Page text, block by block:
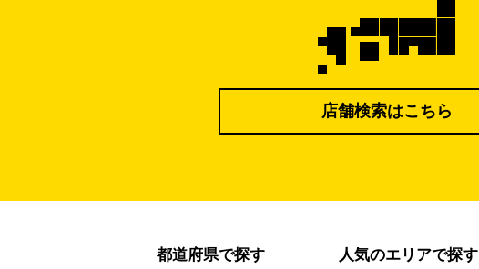
店舗検索はこちら
都道府県で探す 人気のエリアで探す